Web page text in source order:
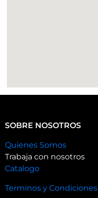
SOBRE NOSOTROS
Quienes Somos
Trabaja con nosotros
Catalogo
Terminos y Condiciones